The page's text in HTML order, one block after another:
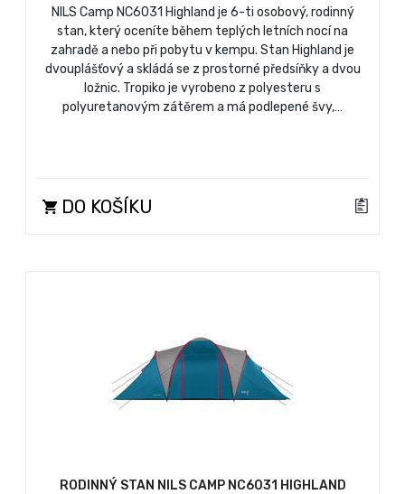
NILS Camp NC6031 Highland je 6-ti osobový, rodinný
stan, který oceníte během teplých letních nocí na
zahradě a nebo při pobytu v kempu. Stan Highland je
dvouplášťový a skládá se z prostorné předsíňky a dvou
ložnic. Tropiko je vyrobeno z polyesteru s
polyuretanovým zátěrem a má podlepené švy,…
DO KOŠÍKU
RODINNÝ STAN NILS CAMP NC6031 HIGHLAND